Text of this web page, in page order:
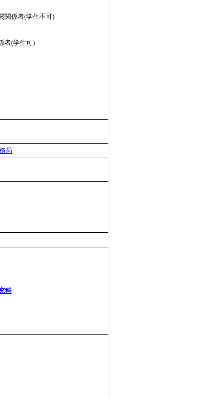
関係者(学生不可)
者(学生可)
局
科